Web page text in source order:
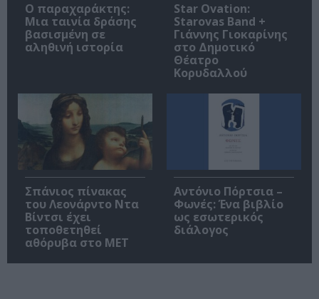
Ο παραχαράκτης:
Μια ταινία δράσης
βασισμένη σε
αληθινή ιστορία
Star Ovation:
Starovas Band +
Γιάννης Γιοκαρίνης
στο Δημοτικό
Θέατρο
Κορυδαλλού
Σπάνιος πίνακας
του Λεονάρντο Ντα
Βίντσι έχει
τοποθετηθεί
αθόρυβα στο MET
Αντόνιο Πόρτσια –
Φωνές: Ένα βιβλίο
ως εσωτερικός
διάλογος